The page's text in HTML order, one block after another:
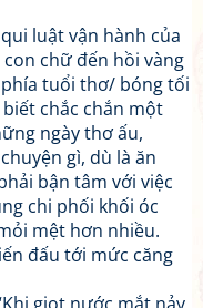
luật vận hành của
chữ đến hồi vàng
tuổi thơ/ bóng tối
chắc chắn một
ngày thơ ấu,
gì, dù là ăn
bận tâm với việc
chi phối khối óc
mệt hơn nhiều.
đấu tới mức căng